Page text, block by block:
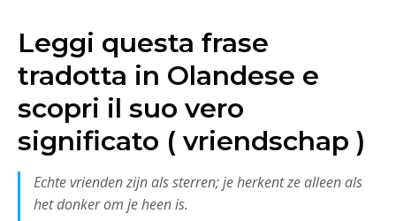
Leggi questa frase
tradotta in Olandese e
scopri il suo vero
significato ( vriendschap )
Echte vrienden zijn als sterren; je herkent ze alleen als
het donker om je heen is.